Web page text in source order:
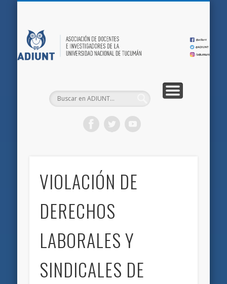
VIOLACIÓN DE
DERECHOS
LABORALES Y
SINDICALES DE